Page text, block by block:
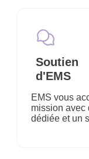
Soutien
d'EMS
EMS vous
mission avec
dédiée et un